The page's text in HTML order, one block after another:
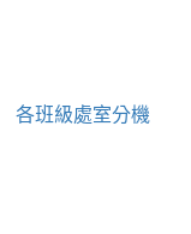
各班級處室分機